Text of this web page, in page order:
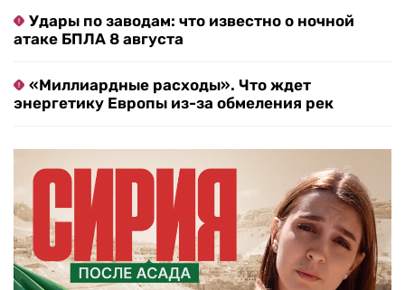
Удары по заводам: что известно о ночной
атаке БПЛА 8 августа
«Миллиардные расходы». Что ждет
энергетику Европы из-за обмеления рек